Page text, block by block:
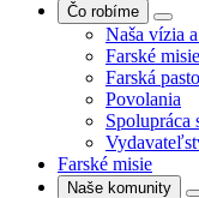
Čo robíme
Naša vízia
Farské
Farská
Povolania
Spolupráca
Farské misie
Naše komunity